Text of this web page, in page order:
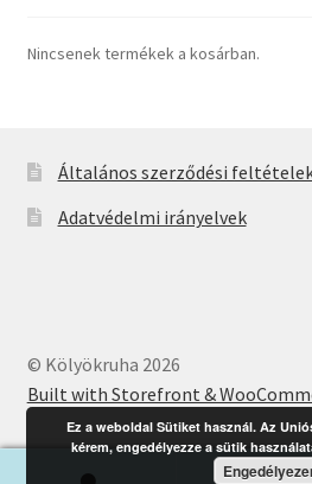
Nincsenek termékek a kosárban.
Általános szerződési
Adatvédelmi irányelvek
© Kölyökruha 2026
Built with Storefront &
Ez a weboldal Sütiket használ. Az
kérem, engedélyezze a sütik